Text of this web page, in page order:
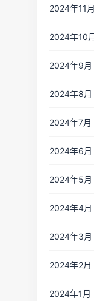
2024年11月
2024年10
2024年9月
2024年8月
2024年7月
2024年6月
2024年5月
2024年4月
2024年3月
2024年2月
2024年1月